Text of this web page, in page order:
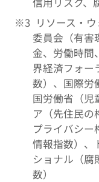
リソース・
委員会（有害
金、労働時間
界経済フォー
数）、国際労
国労働省（児
ア（先住民の
プライバシー
情報指数）、
ショナル（腐
数）